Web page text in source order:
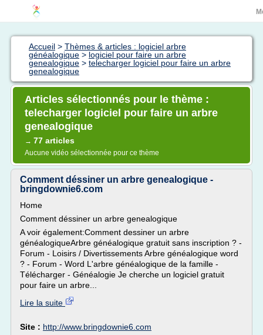
Accueil > Thèmes & articles : logiciel arbre
généalogique > logiciel pour faire un arbre
genealogique > telecharger logiciel pour faire un arbre
genealogique
Articles sélectionnés pour le thème :
telecharger logiciel pour faire un arbre
genealogique
→ 77 articles
Aucune vidéo sélectionnée pour ce thème
Comment déssiner un arbre genealogique -
bringdownie6.com
Home
Comment déssiner un arbre genealogique
A voir également:Comment dessiner un arbre
généalogiqueArbre généalogique gratuit sans inscription ? -
Forum - Loisirs / Divertissements Arbre généalogique word
? - Forum - Word L'arbre généalogique de la famille -
Télécharger - Généalogie Je cherche un logiciel gratuit
pour faire un arbre...
Lire la suite
Site : http://www.bringdownie6.com